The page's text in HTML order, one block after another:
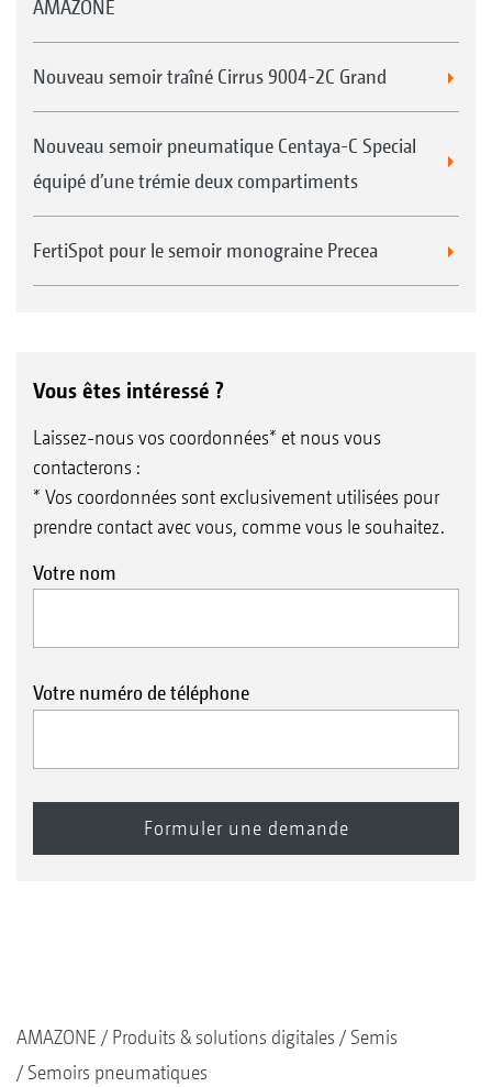
AMAZONE
Nouveau semoir traîné Cirrus 9004-2C Grand
Nouveau semoir pneumatique Centaya-C Special
équipé d’une trémie deux compartiments
FertiSpot pour le semoir monograine Precea
Vous êtes intéressé ?
Laissez-nous vos coordonnées* et nous vous
contacterons :
* Vos coordonnées sont exclusivement utilisées pour
prendre contact avec vous, comme vous le souhaitez.
Votre nom
Votre numéro de téléphone
AMAZONE Produits & solutions digitales
Semis
Semoirs pneumatiques